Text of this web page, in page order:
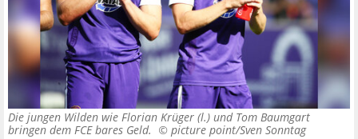
Die jungen Wilden wie Florian Krüger (l.) und Tom Baumgart
bringen dem FCE bares Geld. © picture point/Sven Sonntag